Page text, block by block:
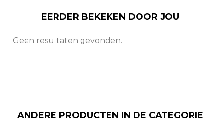
EERDER BEKEKEN DOOR JOU
Geen resultaten gevonden.
ANDERE PRODUCTEN IN DE CATEGORIE